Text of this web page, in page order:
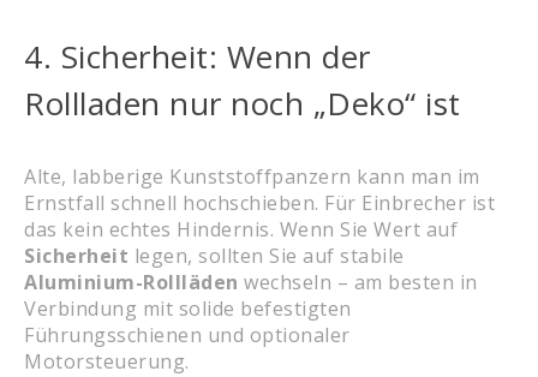
4. Sicherheit: Wenn der
Rollladen nur noch „Deko“ ist
Alte, labberige Kunststoffpanzern kann man im
Ernstfall schnell hochschieben. Für Einbrecher ist
das kein echtes Hindernis. Wenn Sie Wert auf
Sicherheit legen, sollten Sie auf stabile
Aluminium-Rollläden wechseln – am besten in
Verbindung mit solide befestigten
Führungsschienen und optionaler
Motorsteuerung.